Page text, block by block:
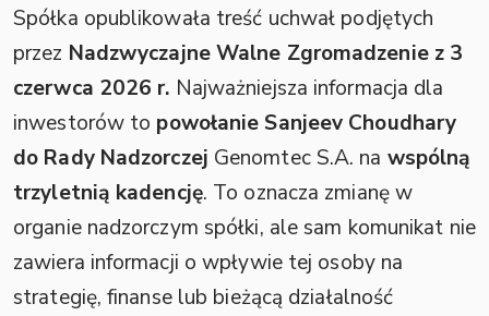
Spółka opublikowała treść uchwał podjętych
przez Nadzwyczajne Walne Zgromadzenie z 3
czerwca 2026 r. Najważniejsza informacja dla
inwestorów to powołanie Sanjeev Choudhary
do Rady Nadzorczej Genomtec S.A. na wspólną
trzyletnią kadencję. To oznacza zmianę w
organie nadzorczym spółki, ale sam komunikat nie
zawiera informacji o wpływie tej osoby na
strategię, finanse lub bieżącą działalność